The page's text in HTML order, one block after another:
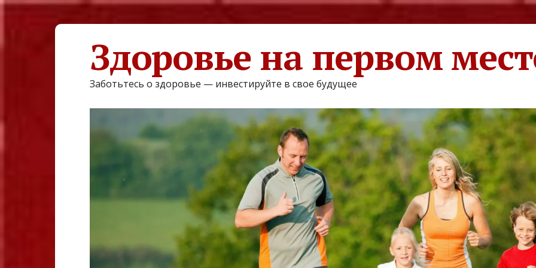
Здоровье на первом
Заботьтесь о здоровье — инвестируйте в свое будущее